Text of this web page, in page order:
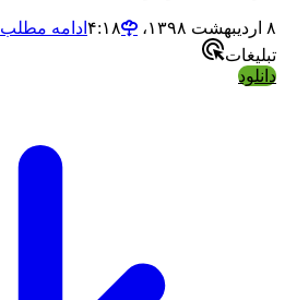
۸ اردیبهشت ۱۳۹۸،‏ ۴:۱۸
ادامه مطلب
تبلیغات
دانلود